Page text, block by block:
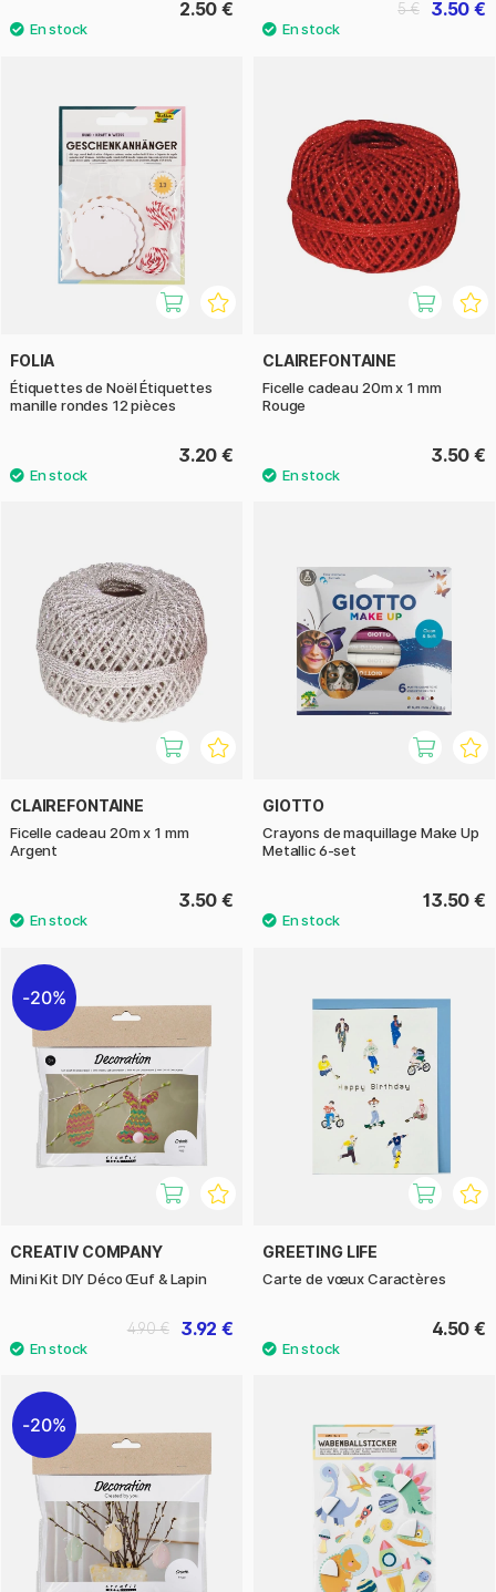
2.50 € 3.50 €
5 €
FOLIA
Étiquettes de Noël Étiquettes
manille rondes 12 pièces
3.20 €
CLAIREFONTAINE
Ficelle cadeau 20m x 1 mm
Rouge
3.50 €
CLAIREFONTAINE
Ficelle cadeau 20m x 1 mm
Argent
3.50 €
GIOTTO
Crayons de maquillage Make Up
Metallic 6-set
13.50 €
20%
CREATIV COMPANY
Mini Kit DIY Déco Œuf & Lapin
3.92 €
4.90 €
GREETING LIFE
Carte de vœux Caractères
4.50 €
20%